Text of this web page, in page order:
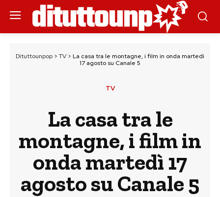
Dituttounpop > TV > La casa tra le montagne, i film in onda martedì
17 agosto su Canale 5
TV
La casa tra le
montagne, i film in
onda martedì 17
agosto su Canale 5